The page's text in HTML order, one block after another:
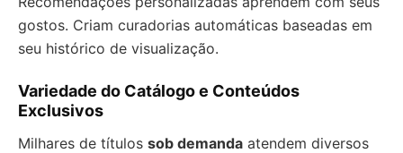
gostos. Criam curadorias automáticas baseadas em
seu histórico de visualização.
Variedade do Catálogo e Conteúdos
Exclusivos
Milhares de títulos sob demanda atendem diversos